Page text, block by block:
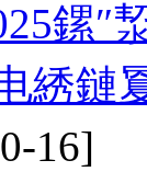
鏍″
綉鏈
16]